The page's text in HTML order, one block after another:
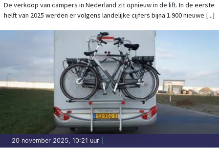
De verkoop van campers in Nederland zit opnieuw in de lift. In de eerste
helft van 2025 werden er volgens landelijke cijfers bijna 1.900 nieuwe [...]
20 november 2025, 10:21 uur